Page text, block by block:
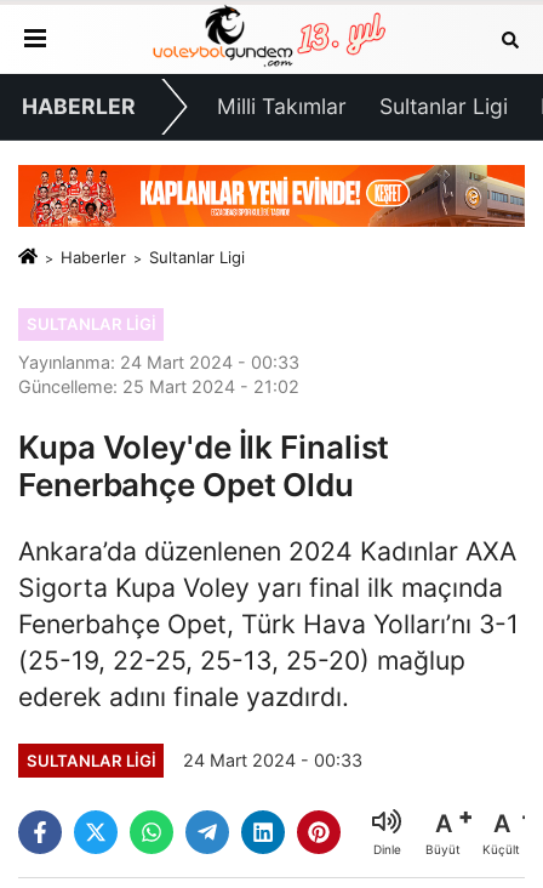
HABERLER Milli Takımlar Sultanlar Ligi
Haberler Sultanlar Ligi
SULTANLAR LIGI
Yayınlanma: 24 Mart 2024 - 00:33
Güncelleme: 25 Mart 2024 - 21:02
Kupa Voley'de İlk Finalist
Fenerbahçe Opet Oldu
Ankara’da düzenlenen 2024 Kadınlar AXA
Sigorta Kupa Voley yarı final ilk maçında
Fenerbahçe Opet, Türk Hava Yolları’nı 3-1
(25-19, 22-25, 25-13, 25-20) mağlup
ederek adını finale yazdırdı.
SULTANLAR LIGI 24 Mart 2024 - 00:33
Dinle
A
Büyüt
A
Küçült